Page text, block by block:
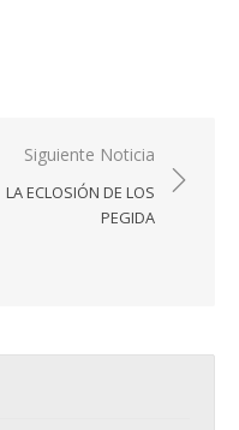
Siguiente Noticia
LA ECLOSIÓN DE LOS
PEGIDA